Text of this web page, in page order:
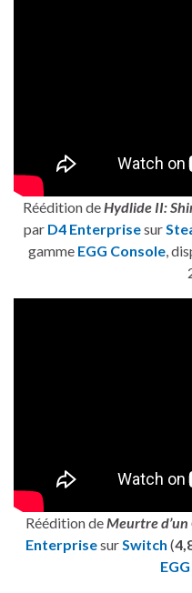
Réédition de Hydlide II:
par D4 Enterprisesur
gamme EGG Console,
Réédition de Meurtre d’un
Enterprisesur Switch (